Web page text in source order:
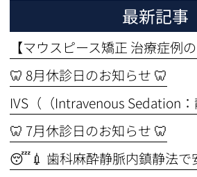
最新記事
【マウスピース矯正 治療症例の
🦷 8月休診日のお知らせ 🦷
🦷 7月休診日のお知らせ 🦷